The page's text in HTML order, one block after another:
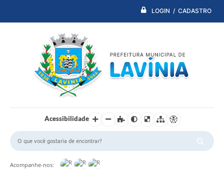
LOGIN / CADASTRO
Acessibilidade
Acompanhe-nos: